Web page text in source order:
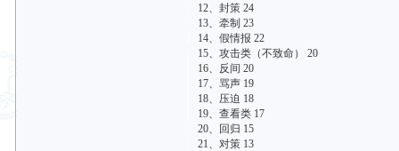
12、封策 24
13、牵制 23
14、假情报 22
15、攻击类（不致命） 20
16、反间 20
17、骂声 19
18、压迫 18
19、查看类 17
20、回归 15
21、对策 13